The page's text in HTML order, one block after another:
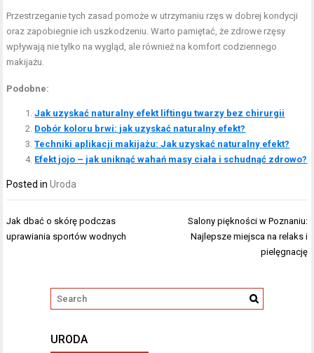
Przestrzeganie tych zasad pomoże w utrzymaniu rzęs w dobrej kondycji
oraz zapobiegnie ich uszkodzeniu. Warto pamiętać, że zdrowe rzęsy
wpływają nie tylko na wygląd, ale również na komfort codziennego
makijażu.
Podobne:
Jak uzyskać naturalny efekt liftingu twarzy bez chirurgii
Dobór koloru brwi: jak uzyskać naturalny efekt?
Techniki aplikacji makijażu: Jak uzyskać naturalny efekt?
Efekt jojo – jak uniknąć wahań masy ciała i schudnąć zdrowo?
Posted inUroda
Nawigacja
wpisu
Jak dbać o skórę podczas
uprawiania sportów wodnych
Salony piękności w Poznaniu:
Najlepsze miejsca na relaks i
pielęgnację
URODA